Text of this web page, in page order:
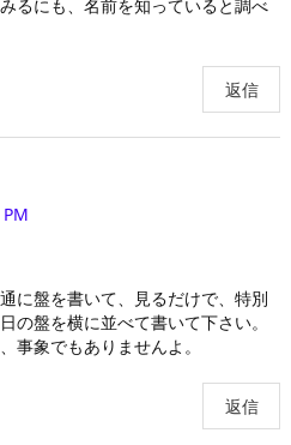
るにも、名前を知っていると調べ
返信
に盤を書いて、見るだけで、特別
の盤を横に並べて書いて下さい。
事象でもありませんよ。
返信